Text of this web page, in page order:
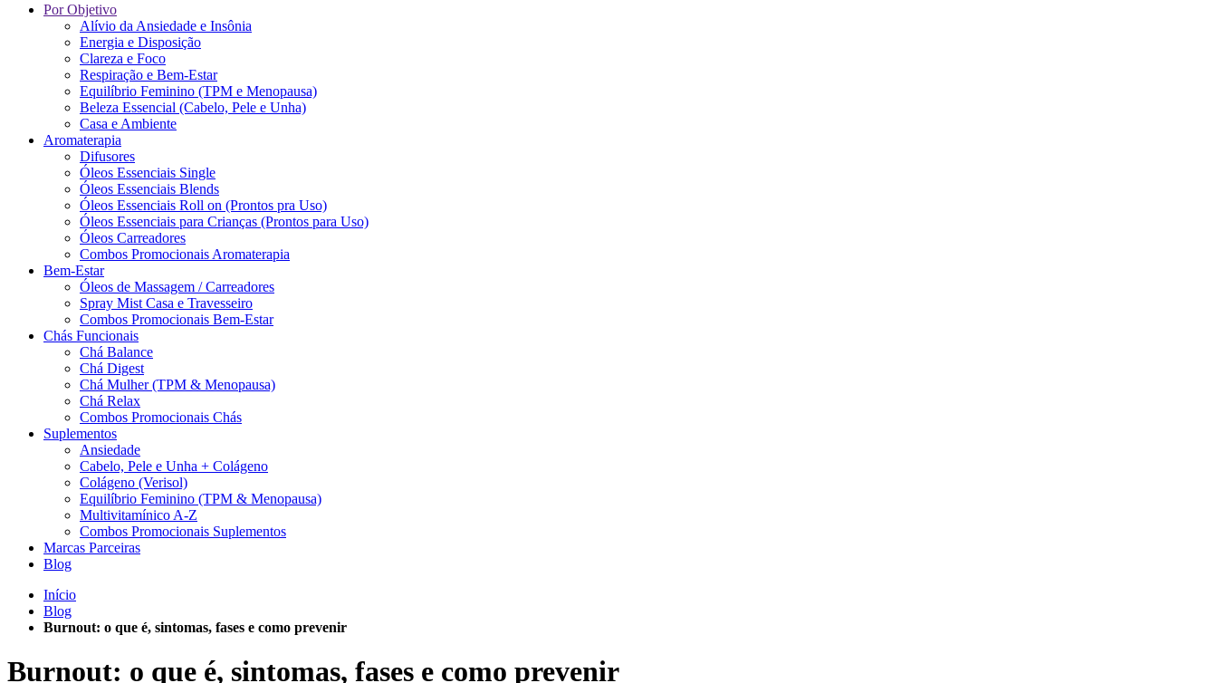
Por Objetivo
Alívio da Ansiedade e Insônia
Energia e Disposição
Clareza e Foco
Respiração e Bem-Estar
Equilíbrio Feminino (TPM e Menopausa)
Beleza Essencial (Cabelo, Pele e Unha)
Casa e Ambiente
Aromaterapia
Difusores
Óleos Essenciais Single
Óleos Essenciais Blends
Óleos Essenciais Roll on (Prontos pra Uso)
Óleos Essenciais para Crianças (Prontos para Uso)
Óleos Carreadores
Combos Promocionais Aromaterapia
Bem-Estar
Óleos de Massagem / Carreadores
Spray Mist Casa e Travesseiro
Combos Promocionais Bem-Estar
Chás Funcionais
Chá Balance
Chá Digest
Chá Mulher (TPM & Menopausa)
Chá Relax
Combos Promocionais Chás
Suplementos
Ansiedade
Cabelo, Pele e Unha + Colágeno
Colágeno (Verisol)
Equilíbrio Feminino (TPM & Menopausa)
Multivitamínico A-Z
Combos Promocionais Suplementos
Marcas Parceiras
Blog
Início
Blog
Burnout: o que é, sintomas, fases e como prevenir
Burnout: o que é, sintomas, fases e como prevenir